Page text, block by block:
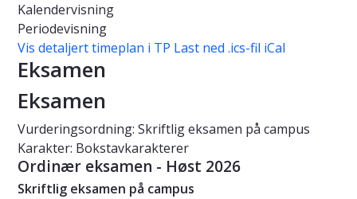
Kalendervisning
Periodevisning
Vis detaljert timeplan i TP Last ned .ics-fil iCal
Eksamen
Eksamen
Vurderingsordning: Skriftlig eksamen på campus
Karakter: Bokstavkarakterer
Ordinær eksamen - Høst 2026
Skriftlig eksamen på campus